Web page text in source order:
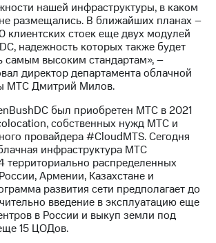
2023
нашей инфраструктуры, в каком
размещались. В ближайших планах –
клиентских стоек еще двух модулей
надежность которых также будет
самым высоким стандартам», –
директор департамента облачной
МТС Дмитрий Милов.
был приобретен МТС в 2021
собственных нужд МТС и
провайдера #CloudМТS. Сегодня
инфраструктура МТС
территориально распределенных
Армении, Казахстане и
развития сети предполагает до
введение в эксплуатацию еще
в России и выкуп земли под
15 ЦОДов.